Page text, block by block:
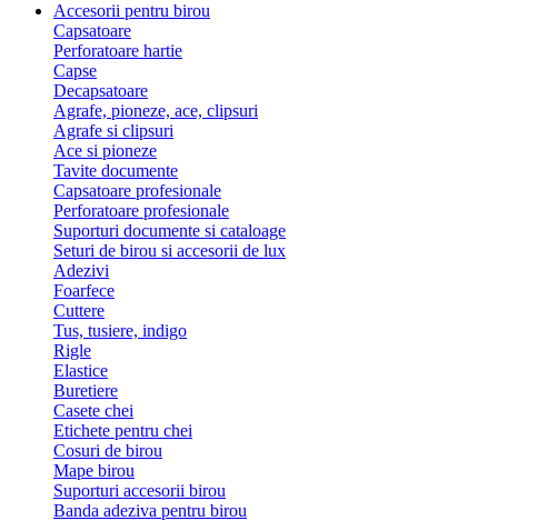
Accesorii pentru birou
Capsatoare
Perforatoare hartie
Capse
Decapsatoare
Agrafe, pioneze, ace, clipsuri
Agrafe si clipsuri
Ace si pioneze
Tavite documente
Capsatoare profesionale
Perforatoare profesionale
Suporturi documente si cataloage
Seturi de birou si accesorii de lux
Adezivi
Foarfece
Cuttere
Tus, tusiere, indigo
Rigle
Elastice
Buretiere
Casete chei
Etichete pentru chei
Cosuri de birou
Mape birou
Suporturi accesorii birou
Banda adeziva pentru birou